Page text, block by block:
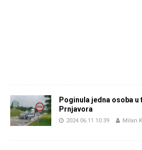
Poginula jedna osoba u
Prnjavora
2024.06.11 10:39 Milan